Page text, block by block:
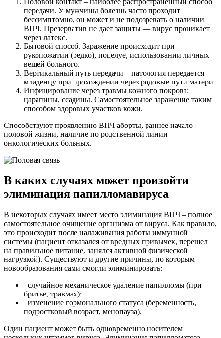
передачи. У мужчины болезнь часто проходит
бессимптомно, он может и не подозревать о наличии
ВПЧ. Презерватив не дает защиты — вирус проникает
через латекс.
Бытовой способ. Заражение происходит при
рукопожатии (редко), поцелуе, использовании личных
вещей больного.
Вертикальный путь передачи – патология передается
младенцу при прохождении через родовые пути матери.
Инфицирование через травмы кожного покрова:
царапины, ссадины. Самостоятельное заражение таким
способом здоровых участков кожи.
Способствуют проявлению ВПЧ аборты, раннее начало
половой жизни, наличие по родственной линии
онкологических больных.
В каких случаях может произойти
элиминация папилломавируса
В некоторых случаях имеет место элиминация ВПЧ – полное
самостоятельное очищение организма от вируса. Как правило,
это происходит после налаживания работы иммунной
системы (пациент отказался от вредных привычек, перешел
на правильное питание, занялся активной физической
нагрузкой). Существуют и другие причины, по которым
новообразования сами смогли элиминировать:
случайное механическое удаление папилломы (при
бритье, травмах);
изменение гормонального статуса (беременность,
подростковый возраст, менопауза).
Один пациент может быть одновременно носителем